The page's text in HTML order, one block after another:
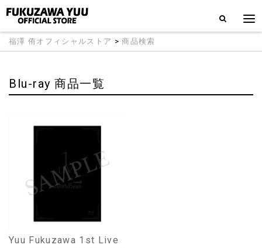
福澤 侑オフィシャルストア >商品検索
Blu-ray 商品一覧
Yuu Fukuzawa 1st Live